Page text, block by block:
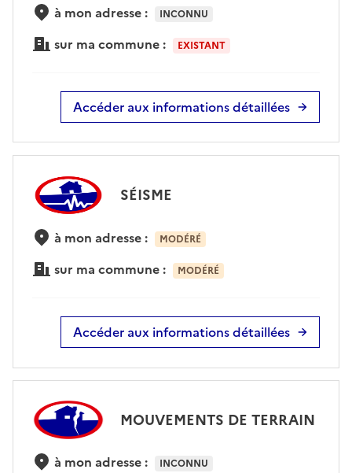
à mon adresse : INCONNU
sur ma commune : EXISTANT
Accéder aux informations détaillées
SÉISME
à mon adresse : MODÉRÉ
sur ma commune : MODÉRÉ
Accéder aux informations détaillées
MOUVEMENTS DE TERRAIN
à mon adresse : INCONNU